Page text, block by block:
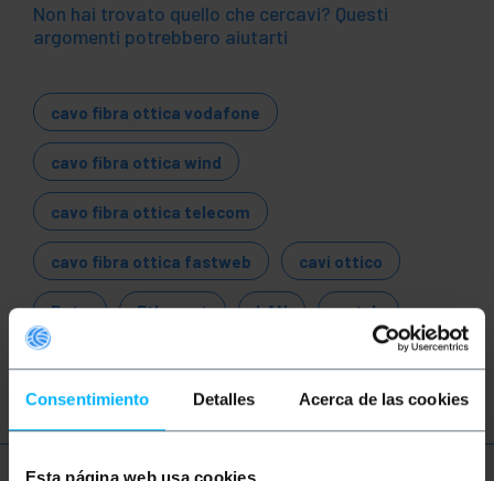
Consentimiento Detalles Acerca de las cookies
Non hai trovato quello che cercavi? Questi
argomenti potrebbero aiutarti
cavo fibra ottica vodafone
cavo fibra ottica wind
cavo fibra ottica telecom
cavo fibra ottica fastweb cavi ottico
Rete Ethernet LAN patch